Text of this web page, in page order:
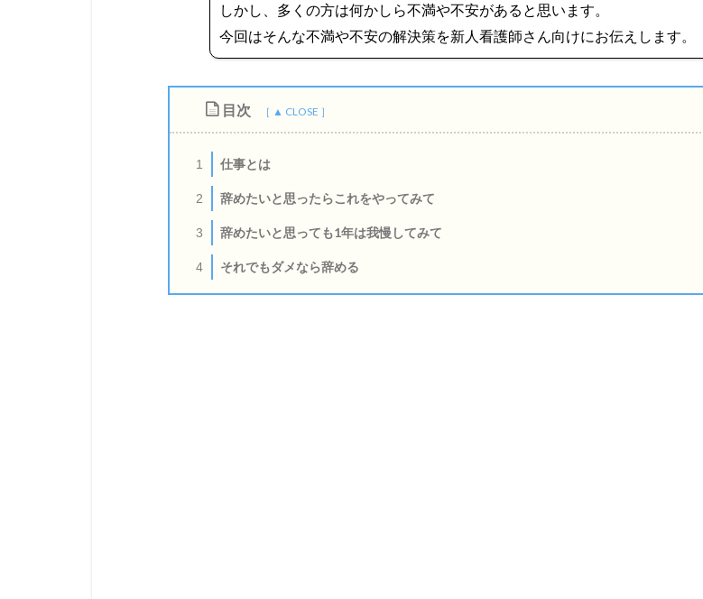
しかし、多くの方は何かしら不満や不安があると思います。
今回はそんな不満や不安の解決策を新人看護師さん向けにお伝えします。
目次
1 仕事とは
2 辞めたいと思ったらこれをやってみて
3 辞めたいと思っても1年は我慢してみて
4 それでもダメなら辞める